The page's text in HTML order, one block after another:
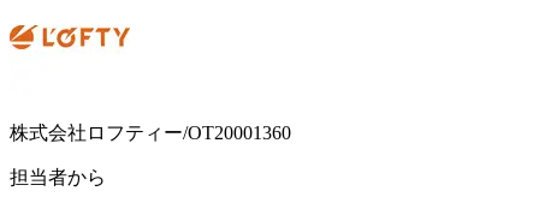
株式会社ロフティー/OT20001360
担当者から